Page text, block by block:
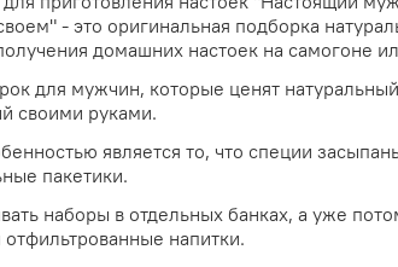
- это оригинальная подборка
домашних настоек на самогоне
для мужчин, которые ценят
своими руками.
является то, что специи
пакетики.
наборы в отдельных банках, а уже
отфильтрованные напитки.